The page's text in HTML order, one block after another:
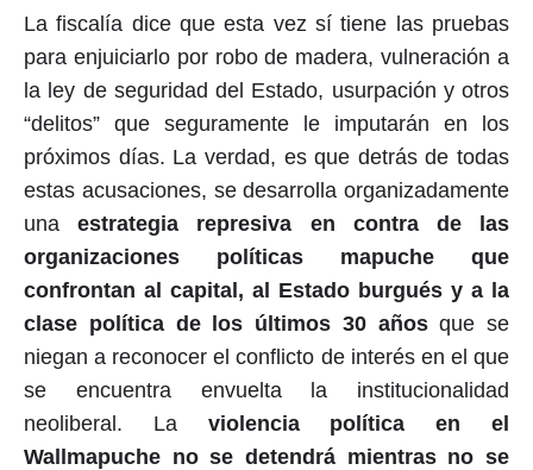
La fiscalía dice que esta vez sí tiene las pruebas
para enjuiciarlo por robo de madera, vulneración a
la ley de seguridad del Estado, usurpación y otros
“delitos” que seguramente le imputarán en los
próximos días. La verdad, es que detrás de todas
estas acusaciones, se desarrolla organizadamente
unaestrategia represiva en contra de las
organizaciones políticas mapuche que
confrontan al capital, al Estado burgués y a la
clase política de los últimos 30 añosque se
niegan a reconocer el conflicto de interés en el que
se encuentra envuelta la institucionalidad
neoliberal. La violencia política en el
Wallmapuche no se detendrá mientras no se